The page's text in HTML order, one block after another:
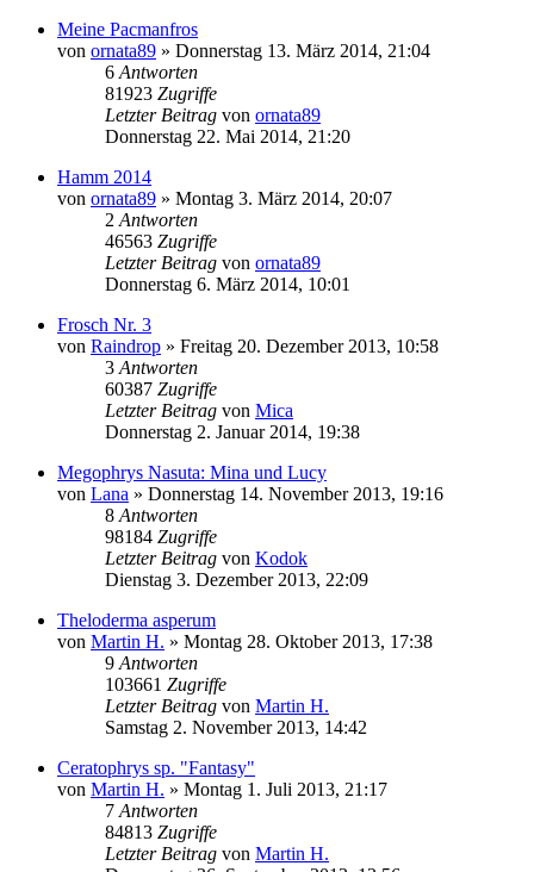
Meine Pacmanfros
von ornata89 » Donnerstag 13. März 2014, 21:04
6 Antworten
81923 Zugriffe
Letzter Beitrag von ornata89
Donnerstag 22. Mai 2014, 21:20
Hamm 2014
von ornata89 » Montag 3. März 2014, 20:07
2 Antworten
46563 Zugriffe
Letzter Beitrag von ornata89
Donnerstag 6. März 2014, 10:01
Frosch Nr. 3
von Raindrop » Freitag 20. Dezember 2013, 10:58
3 Antworten
60387 Zugriffe
Letzter Beitrag von Mica
Donnerstag 2. Januar 2014, 19:38
Megophrys Nasuta: Mina und Lucy
von Lana » Donnerstag 14. November 2013, 19:16
8 Antworten
98184 Zugriffe
Letzter Beitrag von Kodok
Dienstag 3. Dezember 2013, 22:09
Theloderma asperum
von Martin H. » Montag 28. Oktober 2013, 17:38
9 Antworten
103661 Zugriffe
Letzter Beitrag von Martin H.
Samstag 2. November 2013, 14:42
Ceratophrys sp. "Fantasy"
von Martin H. » Montag 1. Juli 2013, 21:17
7 Antworten
84813 Zugriffe
Letzter Beitrag von Martin H.